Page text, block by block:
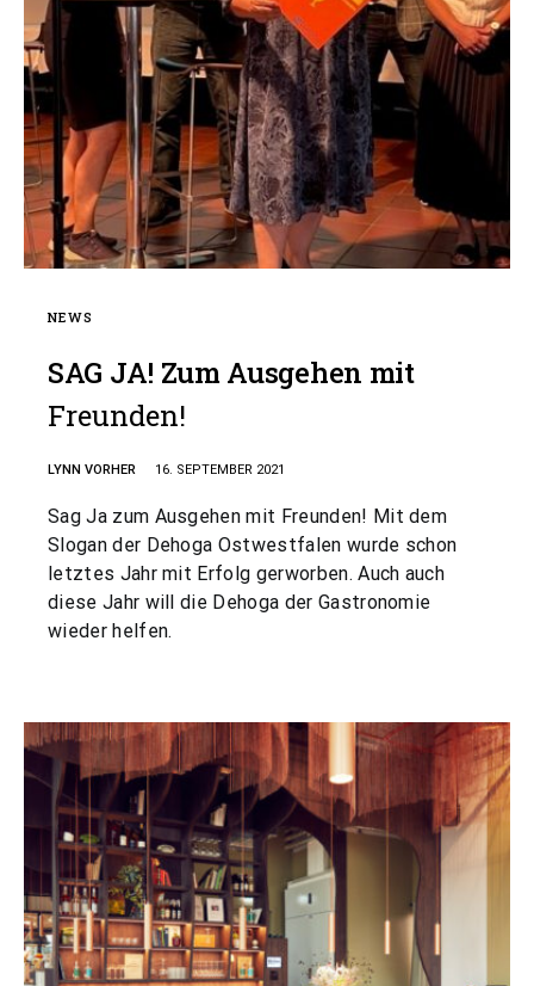
NEWS
SAG JA! Zum Ausgehen mit
Freunden!
LYNN VORHER 16. SEPTEMBER 2021
Sag Ja zum Ausgehen mit Freunden! Mit dem
Slogan der Dehoga Ostwestfalen wurde schon
letztes Jahr mit Erfolg gerworben. Auch auch
diese Jahr will die Dehoga der Gastronomie
wieder helfen.